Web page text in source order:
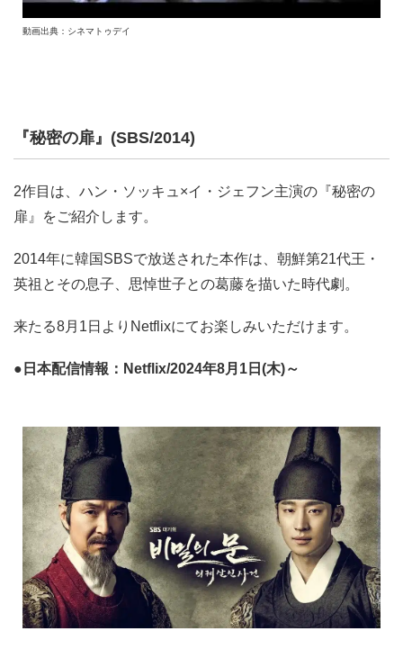
動画出典：シネマトゥデイ
『秘密の扉』(SBS/2014)
2作目は、ハン・ソッキュ×イ・ジェフン主演の『秘密の
扉』をご紹介します。
2014年に韓国SBSで放送された本作は、朝鮮第21代王・
英祖とその息子、思悼世子との葛藤を描いた時代劇。
来たる8月1日よりNetflixにてお楽しみいただけます。
●日本配信情報：Netflix/2024年8月1日(木)～